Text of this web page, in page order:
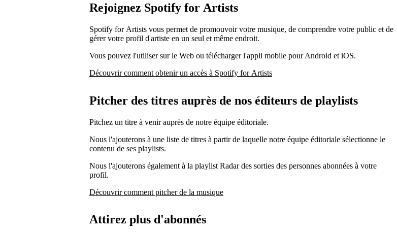
Rejoignez Spotify for Artists
Spotify for Artists vous permet de promouvoir votre musique, de comprendre votre public et de
gérer votre profil d'artiste en un seul et même endroit.
Vous pouvez l'utiliser sur le Web ou télécharger l'appli mobile pour Android et iOS.
Découvrir comment obtenir un accès à Spotify for Artists
Pitcher des titres auprès de nos éditeurs de playlists
Pitchez un titre à venir auprès de notre équipe éditoriale.
Nous l'ajouterons à une liste de titres à partir de laquelle notre équipe éditoriale sélectionne le
contenu de ses playlists.
Nous l'ajouterons également à la playlist Radar des sorties des personnes abonnées à votre
profil.
Découvrir comment pitcher de la musique
Attirez plus d'abonnés